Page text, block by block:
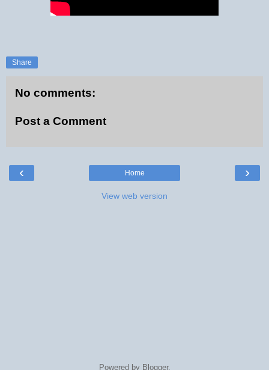
Share
No comments:
Post a Comment
‹ ›
Home
View web version
Powered by Blogger.